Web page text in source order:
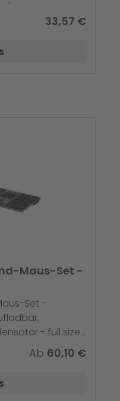
x 100 mm33,57 €
Maus-Set -
Set -
- full size
- Deutsch -
Ab 60,10 €